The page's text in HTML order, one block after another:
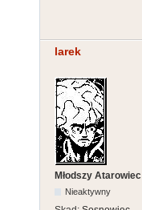
larek
Młodszy Atarowiec
Nieaktywny